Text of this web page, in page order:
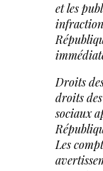
et les
Droits
droits
sociaux
Les